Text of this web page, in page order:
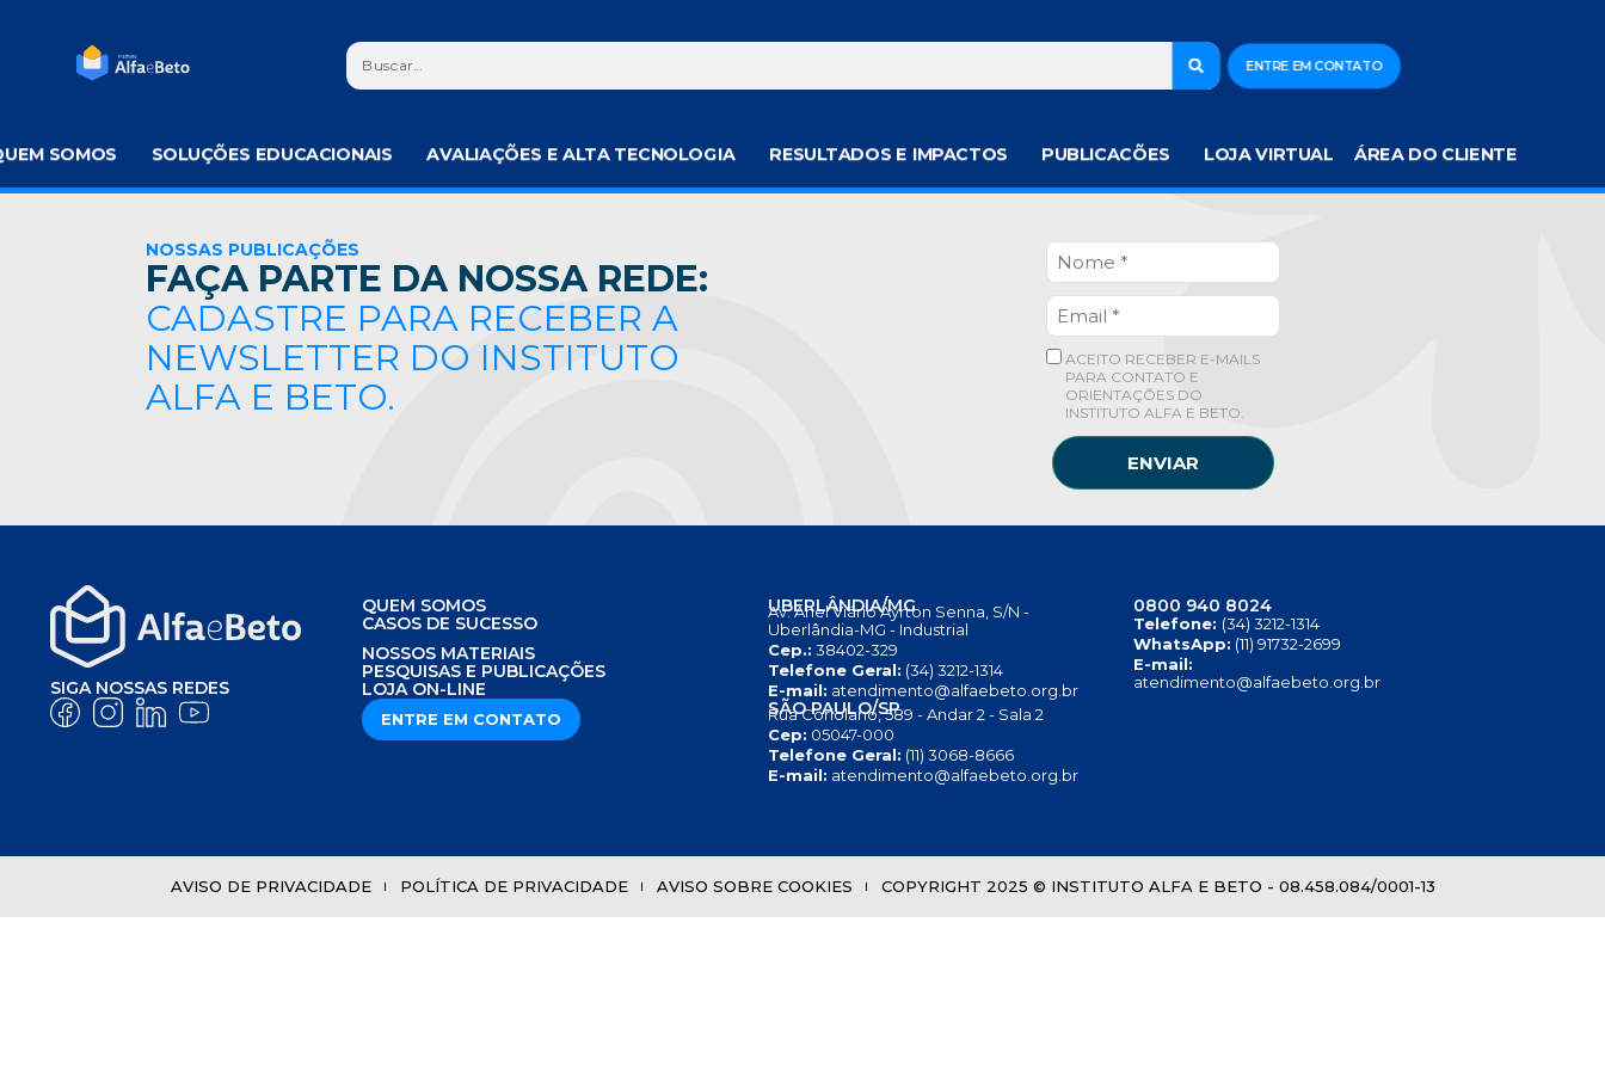
ENTRE EM CONTATO
SOMOS SOLUÇÕES EDUCACIONAIS AVALIAÇÕES E ALTA TECNOLOGIA RESULTADOS E IMPACTOS PUBLICACÕES LOJA VIRTUAL ÁREA DO CLIENTE
NOSSAS PUBLICAÇÕES
FAÇA PARTE DA NOSSA REDE:
CADASTRE PARA RECEBER A
NEWSLETTER DO INSTITUTO
ALFA E BETO.
ACEITO RECEBER E-MAILS
PARA CONTATO E
ORIENTAÇÕES DO
INSTITUTO ALFA E BETO.
ENVIAR
SIGA NOSSAS REDES
QUEM SOMOS
CASOS DE SUCESSO
NOSSOS MATERIAIS
PESQUISAS E PUBLICAÇÕES
LOJA ON-LINE
ENTRE EM CONTATO
UBERLÂNDIA/MG
Av. Anel Viário Ayrton Senna, S/N -
Uberlândia-MG - Industrial
Cep.: 38402-329
Telefone Geral: (34) 3212-1314
E-mail: atendimento@alfaebeto.org.br
SÃO PAULO/SP
Rua Coriolano, 589 - Andar 2 - Sala 2
Cep: 05047-000
Telefone Geral: (11) 3068-8666
E-mail: atendimento@alfaebeto.org.br
0800 940 8024
Telefone: (34) 3212-1314
WhatsApp: (11) 91732-2699
E-mail:
atendimento@alfaebeto.org.br
AVISO DE PRIVACIDADE POLÍTICA DE PRIVACIDADE AVISO SOBRE COOKIES COPYRIGHT 2025 © INSTITUTO ALFA E BETO - 08.458.084/0001-13